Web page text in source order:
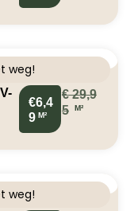
weg!
€6,4
9 M²
€29,9
5
M²
weg!